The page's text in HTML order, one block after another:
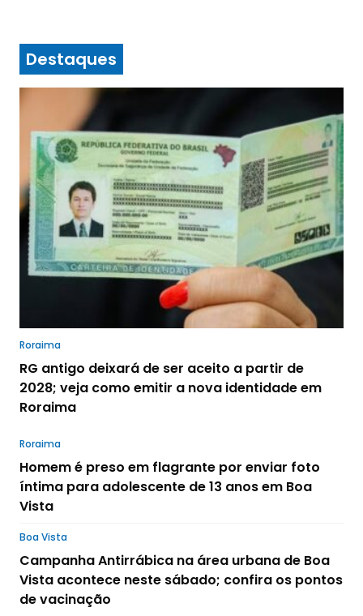
Destaques
Roraima
RG antigo deixará de ser aceito a partir de
2028; veja como emitir a nova identidade em
Roraima
Roraima
Homem é preso em flagrante por enviar foto
íntima para adolescente de 13 anos em Boa
Vista
Boa Vista
Campanha Antirrábica na área urbana de Boa
Vista acontece neste sábado; confira os pontos
de vacinação